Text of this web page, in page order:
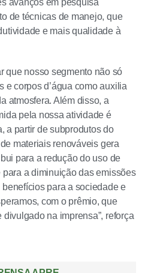
avanços em pesquisa
de técnicas de manejo, que
e mais qualidade à
que nosso segmento não só
e corpos d’água como auxilia
atmosfera. Além disso, a
pela nossa atividade é
a partir de subprodutos do
materiais renováveis gera
para a redução do uso de
a diminuição das emissões
para a sociedade e
com o prêmio, que
na imprensa”, reforça